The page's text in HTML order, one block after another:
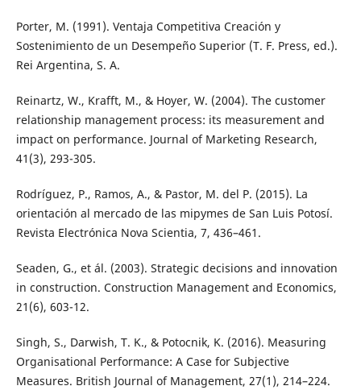
Porter, M. (1991). Ventaja Competitiva Creación y
Sostenimiento de un Desempeño Superior (T. F. Press, ed.).
Rei Argentina, S. A.
Reinartz, W., Krafft, M., & Hoyer, W. (2004). The customer
relationship management process: its measurement and
impact on performance. Journal of Marketing Research,
41(3), 293-305.
Rodríguez, P., Ramos, A., & Pastor, M. del P. (2015). La
orientación al mercado de las mipymes de San Luis Potosí.
Revista Electrónica Nova Scientia, 7, 436–461.
Seaden, G., et ál. (2003). Strategic decisions and innovation
in construction. Construction Management and Economics,
21(6), 603-12.
Singh, S., Darwish, T. K., & Potocnik, K. (2016). Measuring
Organisational Performance: A Case for Subjective
Measures. British Journal of Management, 27(1), 214–224.